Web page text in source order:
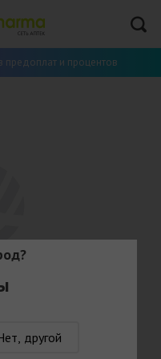
предоплат и процентов
другой